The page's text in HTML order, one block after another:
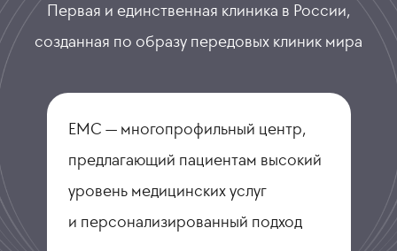
Первая и единственная клиника в России,
созданная по образу передовых клиник мира
ЕМС — многопрофильный центр,
предлагающий пациентам высокий
уровень медицинских услуг
и персонализированный подход